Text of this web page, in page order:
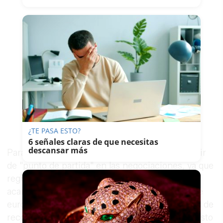
Para Díaz, es ese acuerdo el que tiene que servir
de "punto de partida" en las negociaciones, ya que
regresar íntegramente al convenio de 2011
acarrearía ahora un coste de unos 4 millones de
euros, cuando a nivel global el Ayuntamiento ha de
recortar en el Presupuesto de 2016 un 5% el gasto
¿TE PASA ESTO?
6 señales claras de que necesitas
descansar más